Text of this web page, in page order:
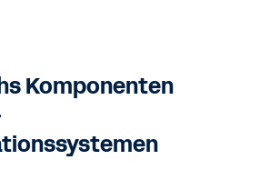
Komponenten